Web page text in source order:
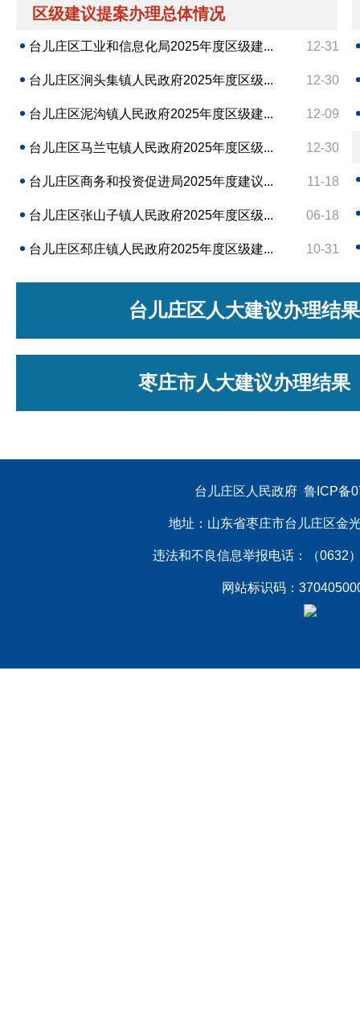
区级建议提案办理总体情况
台儿庄区工业和信息化局2025年度区级建... 12-31
台儿庄区涧头集镇人民政府2025年度区级... 12-30
台儿庄区泥沟镇人民政府2025年度区级建... 12-09
台儿庄区马兰屯镇人民政府2025年度区级... 12-30
台儿庄区商务和投资促进局2025年度建议... 11-18
台儿庄区张山子镇人民政府2025年度区级... 06-18
台儿庄区邳庄镇人民政府2025年度区级建... 10-31
台儿庄区人大建议办理结果
枣庄市人大建议办理结果
台儿庄区人民政府 鲁ICP备
地址：山东省枣庄市台儿庄区金
违法和不良信息举报电话：（0632
网站标识码：